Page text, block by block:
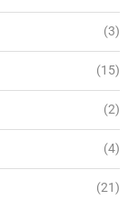
(3)
(15)
(2)
(4)
(21)